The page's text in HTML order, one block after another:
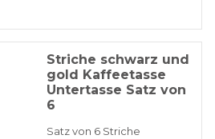
Striche schwarz und
gold Kaffeetasse
Untertasse Satz von
6
Satz von 6 Striche